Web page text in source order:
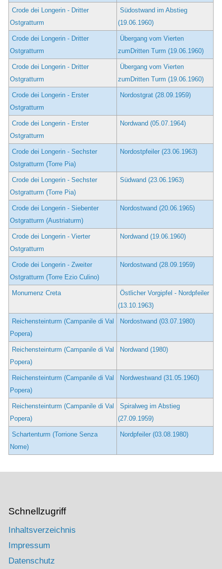
Crode dei Longerin - Dritter
Ostgratturm
Südostwand im Abstieg
(19.06.1960)
Crode dei Longerin - Dritter
Ostgratturm
Übergang vom Vierten
zumDritten Turm (19.06.1960)
Crode dei Longerin - Dritter
Ostgratturm
Übergang vom Vierten
zumDritten Turm (19.06.1960)
Crode dei Longerin - Erster
Ostgratturm
Nordostgrat (28.09.1959)
Crode dei Longerin - Erster
Ostgratturm
Nordwand (05.07.1964)
Crode dei Longerin - Sechster
Ostgratturm (Torre Pia)
Nordostpfeiler (23.06.1963)
Crode dei Longerin - Sechster
Ostgratturm (Torre Pia)
Südwand (23.06.1963)
Crode dei Longerin - Siebenter
Ostgratturm (Austriaturm)
Nordostwand (20.06.1965)
Crode dei Longerin - Vierter
Ostgratturm
Nordwand (19.06.1960)
Crode dei Longerin - Zweiter
Ostgratturm (Torre Ezio Culino)
Nordostwand (28.09.1959)
Monumenz Creta
Östlicher Vorgipfel - Nordpfeiler
(13.10.1963)
Reichensteinturm (Campanile di Val
Popera)
Nordostwand (03.07.1980)
Reichensteinturm (Campanile di Val
Popera)
Nordwand (1980)
Reichensteinturm (Campanile di Val
Popera)
Nordwestwand (31.05.1960)
Reichensteinturm (Campanile di Val
Popera)
Spiralweg im Abstieg
(27.09.1959)
Schartenturm (Torrione Senza
Nome)
Nordpfeiler (03.08.1980)
Schnellzugriff
Inhaltsverzeichnis
Impressum
Datenschutz